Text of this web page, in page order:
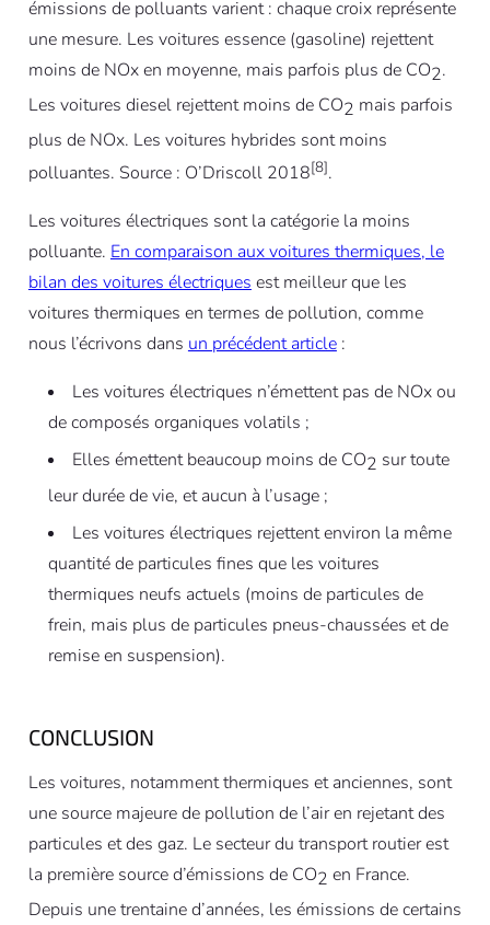
émissions de polluants varient : chaque croix représente
une mesure. Les voitures essence (gasoline) rejettent
moins de NOx en moyenne, mais parfois plus de CO2.
Les voitures diesel rejettent moins de CO2 mais parfois
plus de NOx. Les voitures hybrides sont moins
polluantes. Source : O’Driscoll 2018[8].
Les voitures électriques sont la catégorie la moins
polluante. En comparaison aux voitures thermiques, le
bilan des voitures électriquesest meilleur que les
voitures thermiques en termes de pollution, comme
nous l’écrivons dans un précédent article:
Les voitures électriques n’émettent pas de NOx ou
de composés organiques volatils ;
Elles émettent beaucoup moins de CO2 sur toute
leur durée de vie, et aucun à l’usage ;
Les voitures électriques rejettent environ la même
quantité de particules fines que les voitures
thermiques neufs actuels (moins de particules de
frein, mais plus de particules pneus-chaussées et de
remise en suspension).
CONCLUSION
Les voitures, notamment thermiques et anciennes, sont
une source majeure de pollution de l’air en rejetant des
particules et des gaz. Le secteur du transport routier est
la première source d’émissions de CO2 en France.
Depuis une trentaine d’années, les émissions de certains